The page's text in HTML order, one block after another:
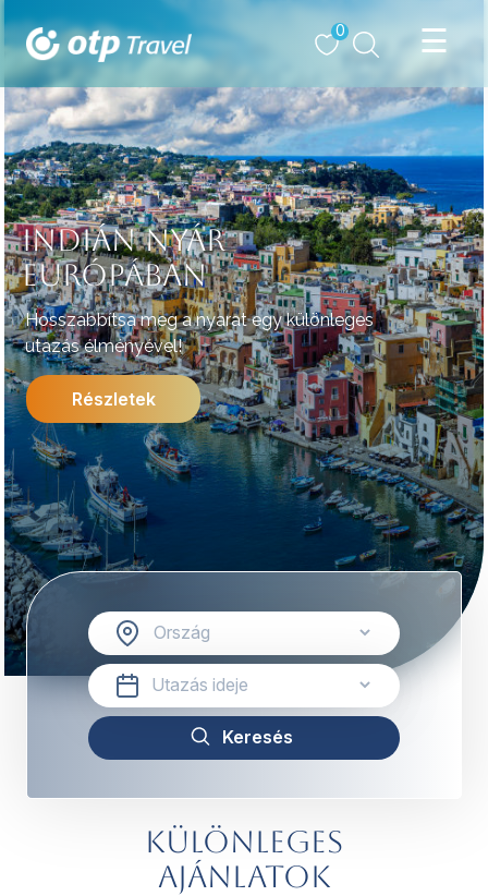
0
INDIÁN NYÁR
EURÓPÁBAN
Hosszabbítsa meg a nyarat egy különleges
utazás élményével!
Részletek
Különleges
ajánlatok